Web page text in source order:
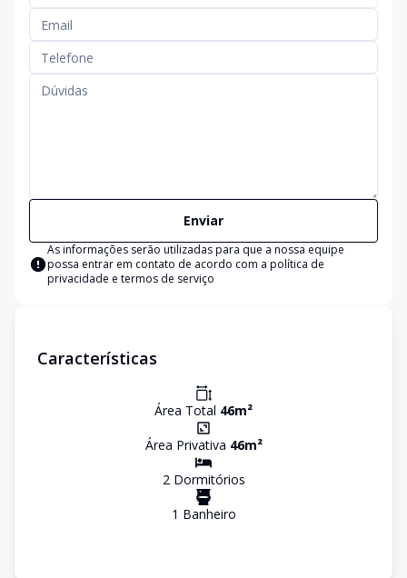
Enviar
As informações serão utilizadas para que a nossa equipe
possa entrar em contato de acordo com a política de
privacidade e termos de serviço
Características
Área Total 46m²
Área Privativa 46m²
2Dormitórios
1 Banheiro